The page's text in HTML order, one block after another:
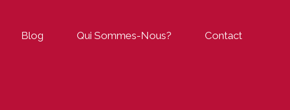
Blog Qui Sommes-Nous? Contact